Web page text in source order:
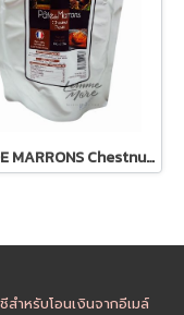
PÂTE DE MARRONS Chestnut Paste - เกาลัดบด
ำหรับโอนเงินจากอีเมล์